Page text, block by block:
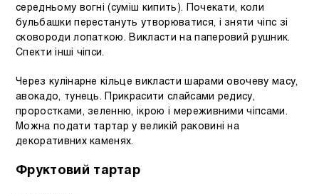
середньому вогні (суміш кипить). Почекати, коли
бульбашки перестануть утворюватися, і зняти чіпс зі
сковороди лопаткою. Викласти на паперовий рушник.
Спекти інші чіпси.
Через кулінарне кільце викласти шарами овочеву масу,
авокадо, тунець. Прикрасити слайсами редису,
проростками, зеленню, ікрою і мереживними чіпсами.
Можна подати тартар у великій раковині на
декоративних каменях.
Фруктовий тартар